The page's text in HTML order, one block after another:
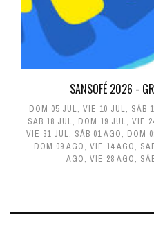
SANSOFÉ 2026 -
DOM 05 JUL, VIE 10 JUL, SÁB
SÁB 18 JUL, DOM 19 JUL, VIE
VIE 31 JUL, SÁB 01 AGO, DOM
DOM 09 AGO, VIE 14 AGO,
AGO, VIE 28 AGO,